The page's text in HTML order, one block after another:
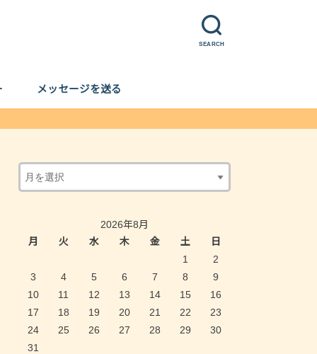
SEARCH
メッセージを送る
2026年8月
月
火 水 木 金 土
日
1
2
3
4 5 6 7 8
9
10
11 12 13 14 15
16
17
18 19 20 21 22
23
24
25 26 27 28 29
30
31